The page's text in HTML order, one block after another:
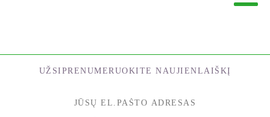
UŽSIPRENUMERUOKITE NAUJIENLAIŠKĮ